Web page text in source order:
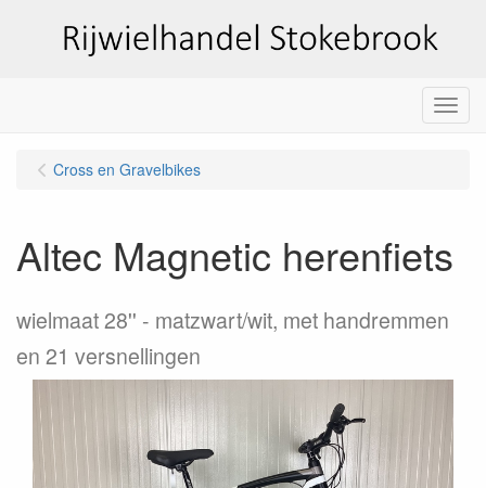
Menu
Cross en Gravelbikes
Altec Magnetic herenfiets
wielmaat 28''
matzwart/wit, met handremmen
en 21 versnellingen